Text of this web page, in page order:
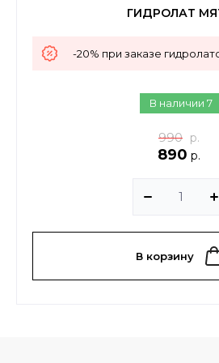
ГИДРОЛАТ
-20% при заказе
В наличии 7
990 р.
890 р.
В корзину